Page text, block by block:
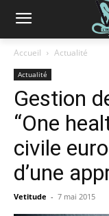
Accueil Actualité
Actualité
Gestion
“One
civile
d’une
Vetitude - 7 mai 2015